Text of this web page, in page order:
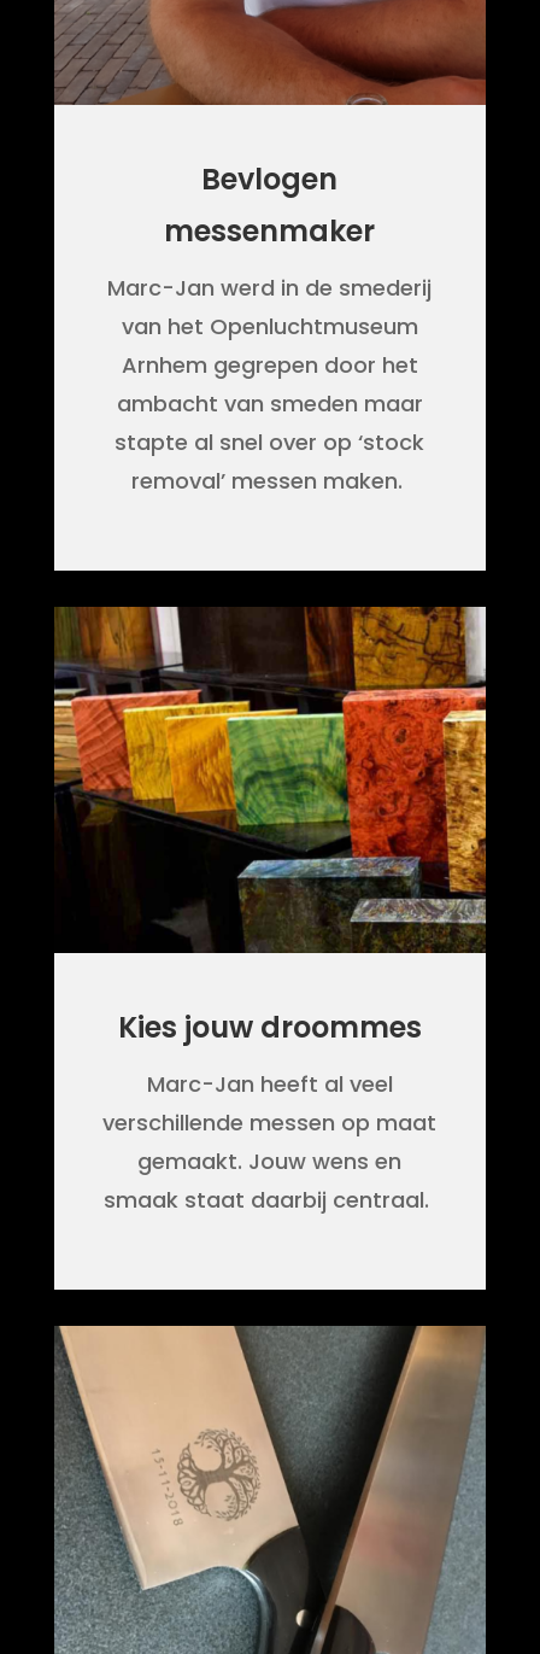
Bevlogen
messenmaker
Marc-Jan werd in de smederij
van het Openluchtmuseum
Arnhem gegrepen door het
ambacht van smeden maar
stapte al snel over op ‘stock
removal’ messen maken.
Kies jouw droommes
Marc-Jan heeft al veel
verschillende messen op maat
gemaakt. Jouw wens en
smaak staat daarbij centraal.